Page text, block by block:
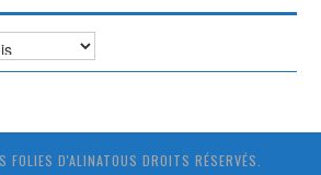
D'ALINATOUS DROITS RÉSERVÉS.